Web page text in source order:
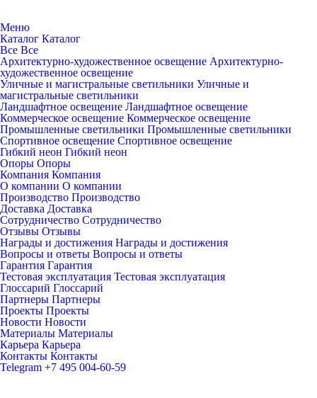
Меню
Каталог Каталог
Все Все
Архитектурно-художественное освещение Архитектурно-
художественное освещение
Уличные и магистральные светильники Уличные и
магистральные светильники
Ландшафтное освещение Ландшафтное освещение
Коммерческое освещение Коммерческое освещение
Промышленные светильники Промышленные светильники
Спортивное освещение Спортивное освещение
Гибкий неон Гибкий неон
Опоры Опоры
Компания Компания
О компании О компании
Производство Производство
Доставка Доставка
Сотрудничество Сотрудничество
Отзывы Отзывы
Награды и достижения Награды и достижения
Вопросы и ответы Вопросы и ответы
Гарантия Гарантия
Тестовая эксплуатация Тестовая эксплуатация
Глоссарий Глоссарий
Партнеры Партнеры
Проекты Проекты
Новости Новости
Материалы Материалы
Карьера Карьера
Контакты Контакты
Telegram +7 495 004-60-59